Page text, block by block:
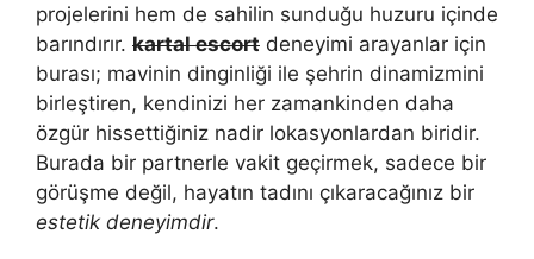
projelerini hem de sahilin sunduğu huzuru içinde
barındırır. kartal escort deneyimi arayanlar için
burası; mavinin dinginliği ile şehrin dinamizmini
birleştiren, kendinizi her zamankinden daha
özgür hissettiğiniz nadir lokasyonlardan biridir.
Burada bir partnerle vakit geçirmek, sadece bir
görüşme değil, hayatın tadını çıkaracağınız bir
estetik deneyimdir.